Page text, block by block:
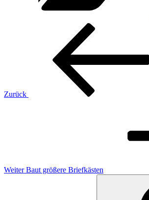
Beitragsnavigation
Zurück
Weiter Baut größere Briefkästen